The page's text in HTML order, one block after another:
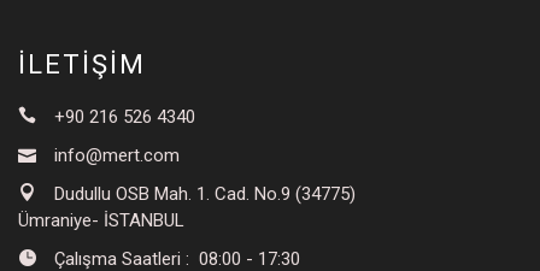
İLETİŞİM
+90 216 526 4340
info@mert.com
Dudullu OSB Mah. 1. Cad. No.9 (34775)
Ümraniye- İSTANBUL
Çalışma Saatleri : 08:00 - 17:30